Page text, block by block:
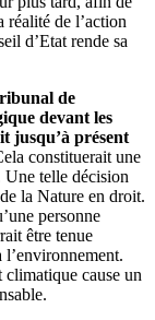
réalité de l’action
d’Etat rende sa
de
devant les
jusqu’à présent
constituerait une
Une telle décision
la Nature en droit.
personne
être tenue
l’environnement.
cause un